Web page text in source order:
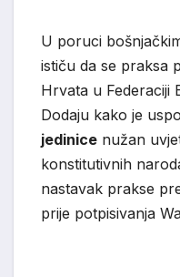
U poruci
ističu da se praksa
Hrvata u Federaciji
Dodaju kako je
jedinice nužan
konstitutivnih
nastavak prakse
prije potpisivanja